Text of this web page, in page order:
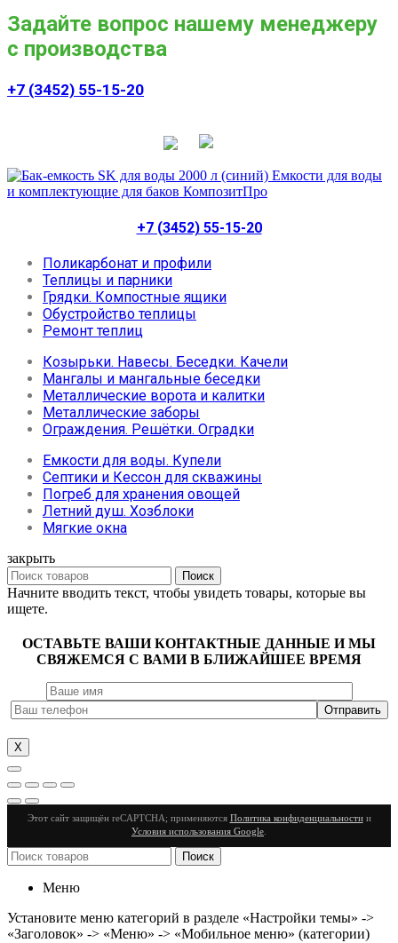
Задайте вопрос нашему менеджеру
с производства
+7 (3452) 55-15-20
+7 (3452) 55-15-20
Поликарбонат и профили
Теплицы и парники
Грядки. Компостные ящики
Обустройство теплицы
Ремонт теплиц
Козырьки. Навесы. Беседки. Качели
Мангалы и мангальные беседки
Металлические ворота и калитки
Металлические заборы
Ограждения. Решётки. Оградки
Емкости для воды. Купели
Септики и Кессон для скважины
Погреб для хранения овощей
Летний душ. Хозблоки
Мягкие окна
закрыть
Поиск
Начните вводить текст, чтобы увидеть товары, которые вы
ищете.
ОСТАВЬТЕ ВАШИ КОНТАКТНЫЕ ДАННЫЕ И МЫ
СВЯЖЕМСЯ С ВАМИ В БЛИЖАЙШЕЕ ВРЕМЯ
X
Этот сайт защищён reCAPTCHA; применяются Политика конфиденциальностии
Условия использования Google
Поиск
Меню
Установите меню категорий в разделе «Настройки темы» ->
«Заголовок» -> «Меню» -> «Мобильное меню» (категории)